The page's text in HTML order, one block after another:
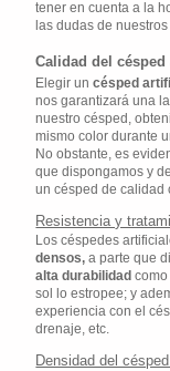
tener en cuenta a la
las dudas de
Calidad del césped
Elegir un césped
nos garantizará una
nuestro césped,
mismo color durante
No obstante, es
que dispongamos y
un césped de calidad
Resistencia y
Los céspedes
densos, a parte que
alta durabilidad
sol lo estropee; y
experiencia con el
drenaje, etc.
Densidad del